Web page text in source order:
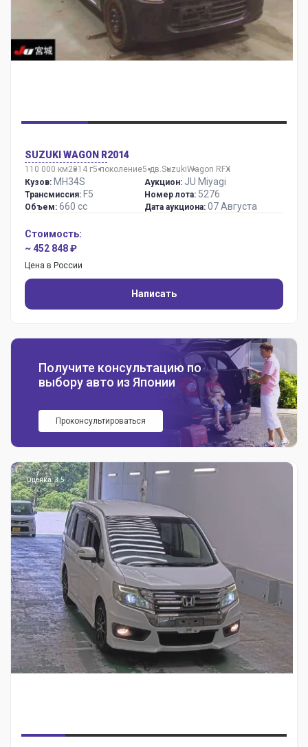
SUZUKI WAGON R2014
110 000 км2014 г5 поколение5 дв. SuzukiWagon RFX
Кузов: MH34S
Трансмиссия: F5
Объем: 660 сс
Аукцион: JU Miyagi
Номер лота: 5276
Дата аукциона: 07 Августа
Стоимость:
~ 452 848 ₽
Цена в России
Написать
Получите консультацию по
выбору авто из Японии
Проконсультироваться
Оценка: 3.5